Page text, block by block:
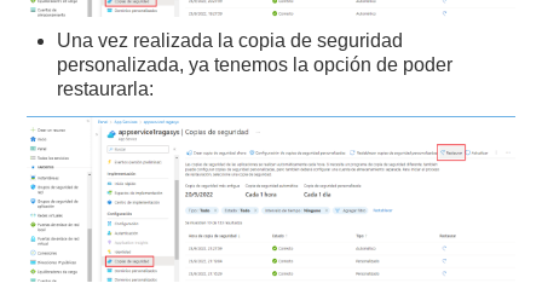
Una vez realizada la copia de seguridad
personalizada, ya tenemos la opción de poder
restaurarla: